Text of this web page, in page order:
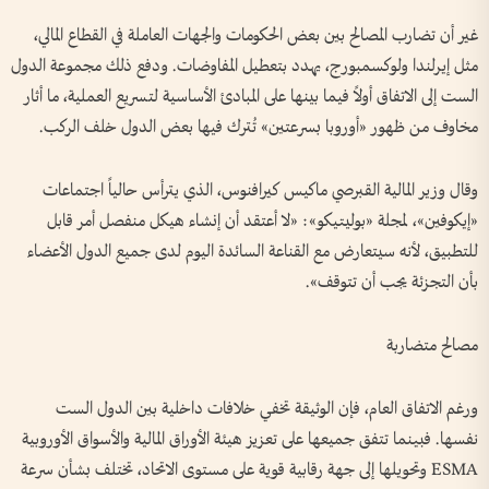
غير أن تضارب المصالح بين بعض الحكومات والجهات العاملة في القطاع المالي،
مثل إيرلندا ولوكسمبورج، يهدد بتعطيل المفاوضات. ودفع ذلك مجموعة الدول
الست إلى الاتفاق أولاً فيما بينها على المبادئ الأساسية لتسريع العملية، ما أثار
مخاوف من ظهور «أوروبا بسرعتين» تُترك فيها بعض الدول خلف الركب.
وقال وزير المالية القبرصي ماكيس كيرافنوس، الذي يترأس حالياً اجتماعات
«إيكوفين»، لمجلة «بوليتيكو»: «لا أعتقد أن إنشاء هيكل منفصل أمر قابل
للتطبيق، لأنه سيتعارض مع القناعة السائدة اليوم لدى جميع الدول الأعضاء
بأن التجزئة يجب أن تتوقف».
مصالح متضاربة
ورغم الاتفاق العام، فإن الوثيقة تخفي خلافات داخلية بين الدول الست
نفسها. فبينما تتفق جميعها على تعزيز هيئة الأوراق المالية والأسواق الأوروبية
ESMA وتحويلها إلى جهة رقابية قوية على مستوى الاتحاد، تختلف بشأن سرعة